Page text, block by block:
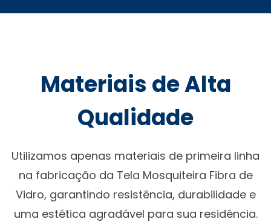
Materiais de Alta
Qualidade
Utilizamos apenas materiais de primeira linha
na fabricação da Tela Mosquiteira Fibra de
Vidro, garantindo resistência, durabilidade e
uma estética agradável para sua residência.